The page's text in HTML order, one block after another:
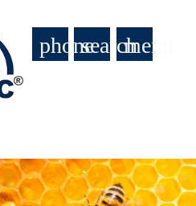
phonesearchmenu